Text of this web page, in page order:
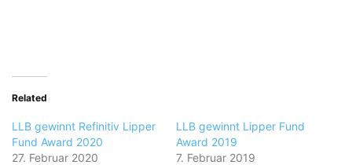
Related
LLB gewinnt Refinitiv Lipper
Fund Award 2020
27. Februar 2020
LLB gewinnt Lipper Fund
Award 2019
7. Februar 2019